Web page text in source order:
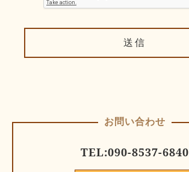
お問い合わせ
TEL:090-8537-6840